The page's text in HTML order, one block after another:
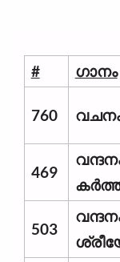
# ഗാനം
760
469
503